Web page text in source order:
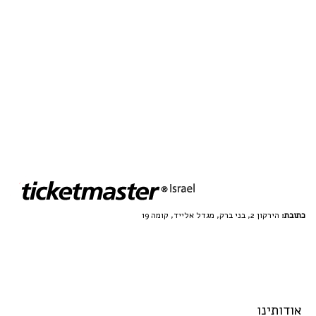
כתובת: הירקון 2, בני ברק, מגדל אלייד, קומה 19
אודותינו